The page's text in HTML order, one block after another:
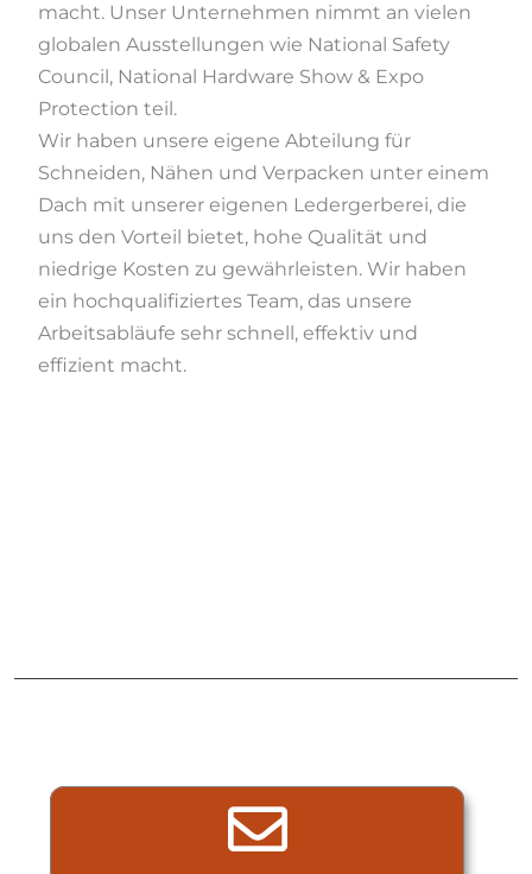
macht. Unser Unternehmen nimmt an vielen
globalen Ausstellungen wie National Safety
Council, National Hardware Show & Expo
Protection teil.
Wir haben unsere eigene Abteilung für
Schneiden, Nähen und Verpacken unter einem
Dach mit unserer eigenen Ledergerberei, die
uns den Vorteil bietet, hohe Qualität und
niedrige Kosten zu gewährleisten. Wir haben
ein hochqualifiziertes Team, das unsere
Arbeitsabläufe sehr schnell, effektiv und
effizient macht.